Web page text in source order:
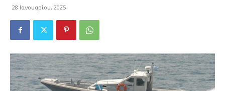
28 Ιανουαρίου, 2025